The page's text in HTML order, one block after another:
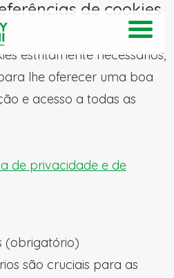
de cookies
estritamente necessários,
lhe oferecer uma boa
e acesso a todas as
de privacidade e de
(obrigatório)
são cruciais para as